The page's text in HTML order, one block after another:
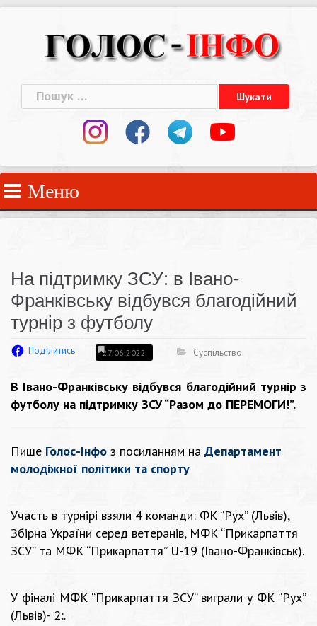
Пошук:
Меню
На підтримку ЗСУ: в Івано-
Франківську відбувся благодійний
турнір з футболу
Поділитись 27.06.2022 Суспільство
В Івано-Франківську відбувся благодійний турнір з
футболу на підтримку ЗСУ “Разом до ПЕРЕМОГИ!”.
Пише Голос-Інфо з посиланням на Департамент
молодіжної політики та спорту
Участь в турнірі взяли 4 команди: ФК “Рух” (Львів),
Збірна України серед ветеранів, МФК “Прикарпаття
ЗСУ” та МФК “Прикарпаття” U-19 (Івано-Франківськ).
У фіналі МФК “Прикарпаття ЗСУ” виграли у ФК “Рух”
(Львів)- 2:.